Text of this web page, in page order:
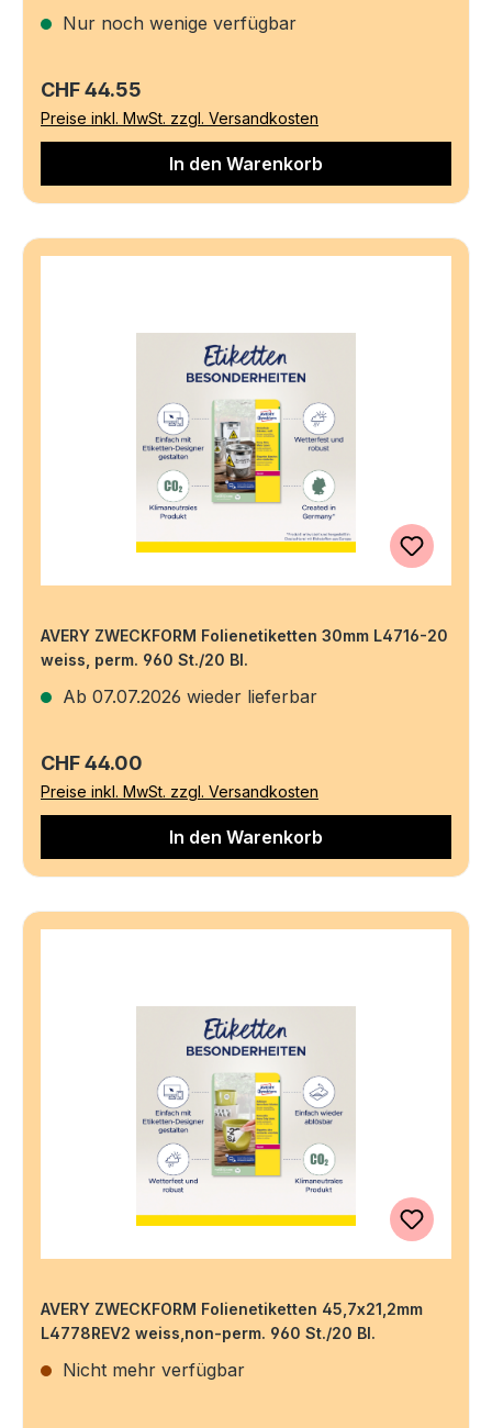
Nur noch wenige verfügbar
Regulärer Preis:
CHF 44.55
Preise inkl. MwSt. zzgl. Versandkosten
In den Warenkorb
AVERY ZWECKFORM Folienetiketten 30mm L4716-20
weiss, perm. 960 St./20 Bl.
Ab 07.07.2026 wieder lieferbar
Regulärer Preis:
CHF 44.00
Preise inkl. MwSt. zzgl. Versandkosten
In den Warenkorb
AVERY ZWECKFORM Folienetiketten 45,7x21,2mm
L4778REV2 weiss,non-perm. 960 St./20 Bl.
Nicht mehr verfügbar